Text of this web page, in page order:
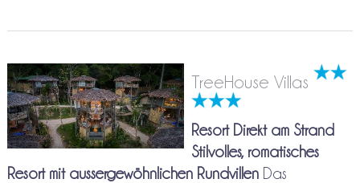
TreeHouse Villas
Resort Direkt am Strand
Stilvolles, romatisches
Resort mit aussergewöhnlichen Rundvillen Das